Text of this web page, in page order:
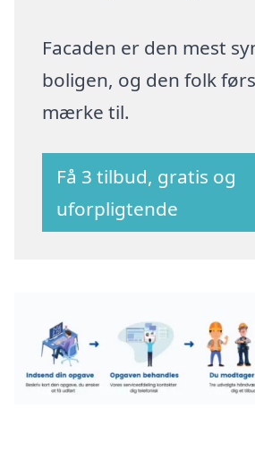
Facaden er den mest
boligen, og den folk
mærke til.
Få 3 tilbud, gratis og
uforpligtende